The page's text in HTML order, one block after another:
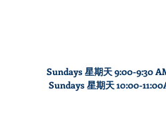
Sundays 星期天 9:00-9:30
Sundays星期天10:00-11